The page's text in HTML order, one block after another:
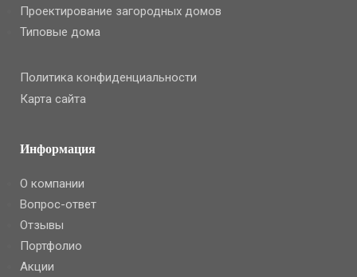
Проектирование загородных домов
Типовые дома
Политика конфиденциальности
Карта сайта
Информация
О компании
Вопрос-ответ
Отзывы
Портфолио
Акции